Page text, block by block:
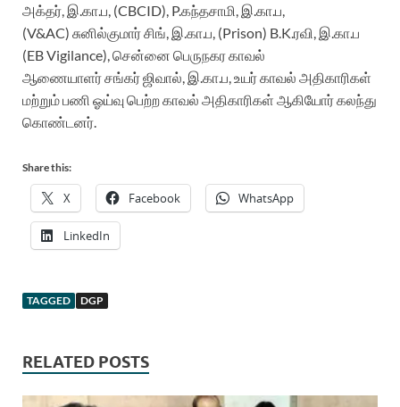
அக்தர், இ.கா.ப (CBCID) P.கந்தசாமி, இ.கா.ப,
(V&AC) சுனில்குமார் சிங், இ.கா.ப, (Prison) B.K.ரவி, இ.கா.ப
(EB Vigilance), சென்னை பெருநகர காவல்
ஆணையாளர்சங்கர் ஜிவால், இ.கா.ப, உயர் காவல் அதிகாரிகள்
மற்றும் பணி ஓய்வு பெற்ற காவல் அதிகாரிகள் ஆகியோர் கலந்து
கொண்டனர்.
Share this:
X Facebook WhatsApp
LinkedIn
TAGGED DGP
RELATED POSTS